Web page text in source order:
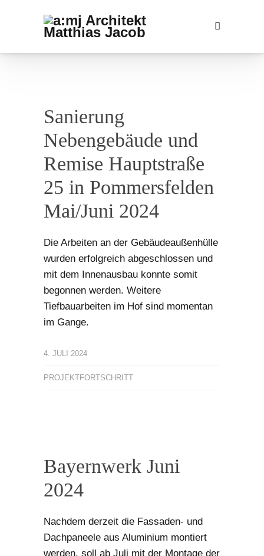
Sanierung
Nebengebäude und
Remise Hauptstraße
25 in Pommersfelden
Mai/Juni 2024
Die Arbeiten an der Gebäudeaußenhülle
wurden erfolgreich abgeschlossen und
mit dem Innenausbau konnte somit
begonnen werden. Weitere
Tiefbauarbeiten im Hof sind momentan
im Gange.
4. JULI 2024
PROJEKTFORTSCHRITT
Bayernwerk Juni
2024
Nachdem derzeit die Fassaden- und
Dachpaneele aus Aluminium montiert
werden, soll ab Juli mit der Montage der